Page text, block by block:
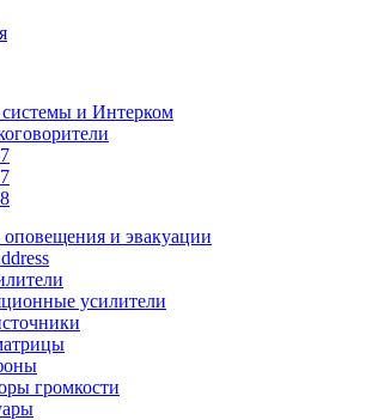
и Интерком
и эвакуации
усилители
громкости